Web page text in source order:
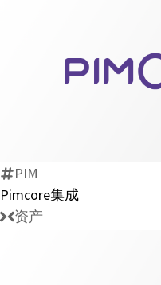
PIM
Pimcore集成
资产